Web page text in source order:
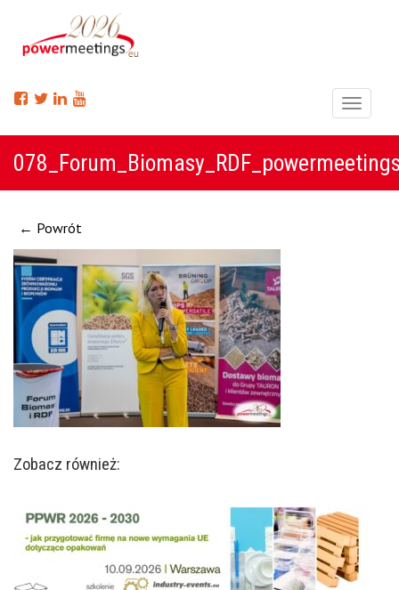
Menu
← Powrót
Zobacz również: